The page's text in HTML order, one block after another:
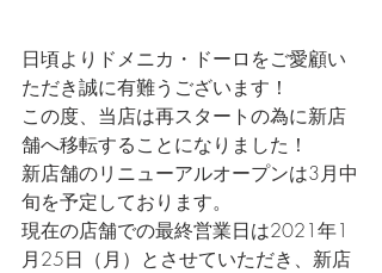
日頃よりドメニカ・ドーロをご愛顧い
ただき誠に有難うございます！
この度、当店は再スタートの為に新店
舗へ移転することになりました！
新店舗のリニューアルオープンは3月中
旬を予定しております。
現在の店舗での最終営業日は2021年1
月25日（月）とさせていただき、新店